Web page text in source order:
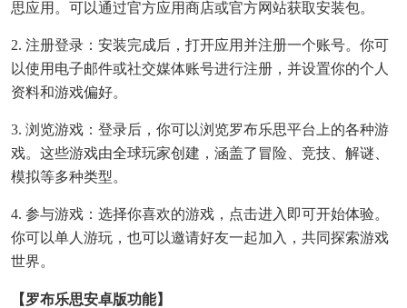
思应用。可以通过官方应用商店或官方网站获取安装包。
2. 注册登录：安装完成后，打开应用并注册一个账号。你可
以使用电子邮件或社交媒体账号进行注册，并设置你的个人
资料和游戏偏好。
3. 浏览游戏：登录后，你可以浏览罗布乐思平台上的各种游
戏。这些游戏由全球玩家创建，涵盖了冒险、竞技、解谜、
模拟等多种类型。
4. 参与游戏：选择你喜欢的游戏，点击进入即可开始体验。
你可以单人游玩，也可以邀请好友一起加入，共同探索游戏
世界。
【罗布乐思安卓版功能】